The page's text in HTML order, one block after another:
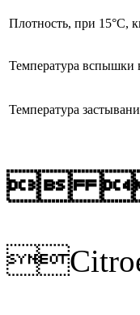
Плотность, при 15°С,
Температура вспышки
Температура
